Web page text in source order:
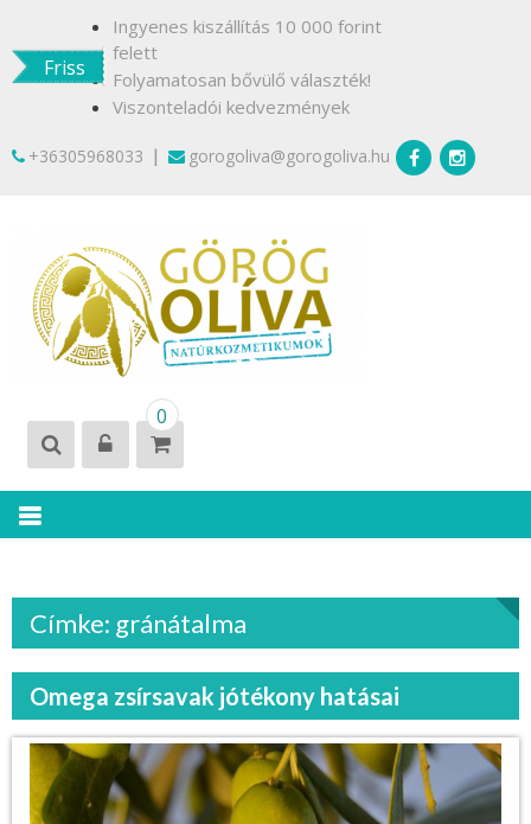
contentFriss
Ingyenes kiszállítás 10 000 forint
felett
Folyamatosan bővülő választék!
Viszonteladói kedvezmények
+36305968033 | gorogoliva@gorogoliva.hu
0
Címke: gránátalma
Omega zsírsavak jótékony hatásai